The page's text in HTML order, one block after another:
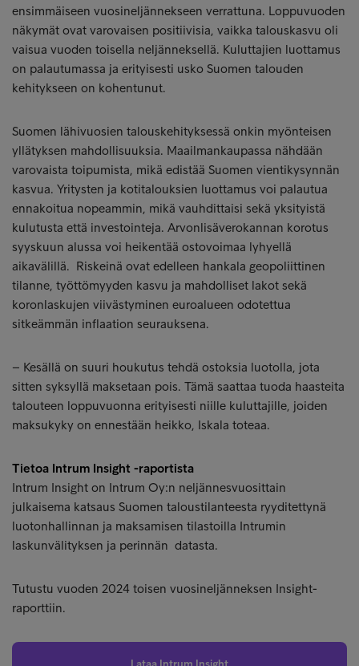
ensimmäiseen vuosineljännekseen verrattuna. Loppuvuoden
näkymät ovat varovaisen positiivisia, vaikka talouskasvu oli
vaisua vuoden toisella neljänneksellä. Kuluttajien luottamus
on palautumassa ja erityisesti usko Suomen talouden
kehitykseen on kohentunut.
Suomen lähivuosien talouskehityksessä onkin myönteisen
yllätyksen mahdollisuuksia. Maailmankaupassa nähdään
varovaista toipumista, mikä edistää Suomen vientikysynnän
kasvua. Yritysten ja kotitalouksien luottamus voi palautua
ennakoitua nopeammin, mikä vauhdittaisi sekä yksityistä
kulutusta että investointeja. Arvonlisäverokannan korotus
syyskuun alussa voi heikentää ostovoimaa lyhyellä
aikavälillä. Riskeinä ovat edelleen hankala geopoliittinen
tilanne, työttömyyden kasvu ja mahdolliset lakot sekä
koronlaskujen viivästyminen euroalueen odotettua
sitkeämmän inflaation seurauksena.
– Kesällä on suuri houkutus tehdä ostoksia luotolla, jota
sitten syksyllä maksetaan pois. Tämä saattaa tuoda haasteita
talouteen loppuvuonna erityisesti niille kuluttajille, joiden
maksukyky on ennestään heikko, Iskala toteaa.
Tietoa Intrum Insight -raportista
Intrum Insight on Intrum Oy:n neljännesvuosittain
julkaisema katsaus Suomen taloustilanteesta ryyditettynä
luotonhallinnan ja maksamisen tilastoilla Intrumin
laskunvälityksen ja perinnän datasta.
Tutustu vuoden 2024 toisen vuosineljänneksen Insight-
raporttiin.